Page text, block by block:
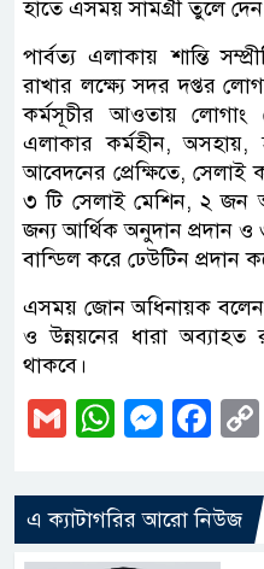
হাতে এসময় সামগ্রী তুলে
পার্বত্য এলাকায় শান্তি
রাখার লক্ষ্যে সদর দপ্তর
কর্মসূচীর আওতায় লোগাং
এলাকার কর্মহীন, অসহায়,
আবেদনের প্রেক্ষিতে,
৩ টি সেলাই মেশিন, ২ জন
জন্য আর্থিক অনুদান প্রদান
বান্ডিল করে ঢেউটিন প্রদান
এসময় জোন অধিনায়ক বলেন,
ও উন্নয়নের ধারা অব্যাহত
থাকবে।
Gmail
এ ক্যাটাগরির আরো নিউজ